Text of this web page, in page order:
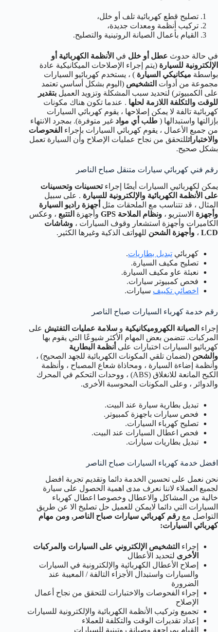
تصليح قطع كهربائية تلف أو خلل،
تركيب أنظمة ومعدات جديدة،
القيام بأعمال الصيانة الروتينية والتصليح.
في حالة حدوث عطل أو خلل في الأنظمة الكهربائية أو
الإلكترونية للسيارة (يتم إجراء الإصلاحات الميكانيكية عادة
بواسطة ميكانيكي السيارة ) ، يستخدم كهربائيو السيارات
مجموعة من أدوات التشخيص (اليوم بشكل أساسي تعتمد
على الكمبيوتر) لتحديد سبب المشكلة وتزويد العميل بتقدير
للوقت والتكلفة اللازمة لحلها . عندما تكون هناك مكونات
كهربائية تالفة لا يمكن إصلاحها ، يقوم كهربائي السيارات
بإزالتها واستبدالها ( طلب أي مواد غير متوفرة). بمجرد الانتهاء
من جميع الأعمال ، يقوم كهربائي السيارات بإجراء الفحوصات
والاختباراتللتحقق من نجاح عمليات الإصلاح وأن السيارة تعمل
بشكل صحيح.
رقم فني كهربائي سيارات متنقل صباح الناصر
يمكن لكهربائيي السيارات أيضًا إجراءتحسينات وتحسينات
على الأنظمة الكهربائية والإلكترونية للسيارة . على سبيل
المثال ، قد تتناسب مع الملحقات مثل أجهزة راديو السيارة
وأجهزة الاستريو ، ونظام الملاحة GPS وأجهزة التتبع ، وعكس
الكاميرات وأجهزة استشعار وقوف السيارات ، وشاشات
LCD ، وأجهزة الشحن للهواتف الذكية وغيرها الكثير.
كهربائي تبديل بطاريات.
تصليح مكيف السيارة.
نعبئة عاو مكيف السيارة.
فحص كمبيوتر سيارات.
اخصائي تكييف سيارات.
رقم خدمة كهرباء السيارات صباح الناصر
إجراء الصيانة الكهروميكانيكية و سلامة عمليات التفتيش على
المركبات. تتضمن بعض المهام الأكثر شيوعًا التي يقوم بها
كهربائيو السيارات اختبارات على أنظمة البطارية
والشحن (لضمان تلقي المكونات الكهربائية للجهد الصحيح) ،
وأنظمة إضاءة السيارة ، ومحاذاة شعاع المصباح ، وأنظمة
الكبح المانعة للانغلاق (ABS) ، ووحدات التحكم في المحرك
والدوائر ، وعلى المكونات المحوسبة الأخرى.
تبديل بطارية سيارة عند البيت.
فحص سيارات باجهزة كمبيوتر.
تصليح كهرباء السيارات.
فحص اعطال السيارات عند البيت.
تبديل بطاريات سيارات.
افضل خدمة كهرباء السيارات صباح الناصر
نحن نعمل على تحسين الخدمة دائما وتقديم تجربة افضل
لجميع العملاء لاننا نعرف مدى اهمية الحصول على سيارة
خالية من المشاكل والاعطال وخصوصا اعطال كهرباء
السيارات التي دائما لايمكن للعميل حل تصليخ الا عن طريق
التواصل مع رقم كهربائي سيارات صباح الناصر, ومن مهام
كهربائي السيارات:
إجراء التشخيص الإلكتروني على السيارات والمركبات
الأخرى لتحديد الأعطال
إصلاح الأعطال الكهربائية والإلكترونية في السيارات
والسيارات واستبدال الأجزاء التالفة / المعيبة عند
الضرورة
إجراء الفحوصات والاختبارات للتحقق من نجاح أعمال
الإصلاح
تجميع وتركيب الأنظمة الكهربائية والإلكترونية للسيارات
إعداد تقديرات الوقت والتكلفة للعملاء
القيام بمراجعة وصيانة روتينية للسيارات